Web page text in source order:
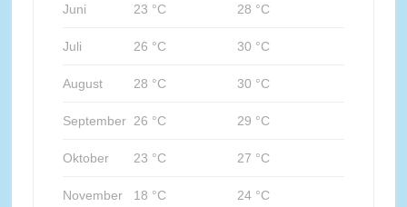
Juni 23 °C 28 °C
Juli 26 °C 30 °C
August 28 °C 30 °C
September 26 °C 29 °C
Oktober 23 °C 27 °C
November 18 °C 24 °C